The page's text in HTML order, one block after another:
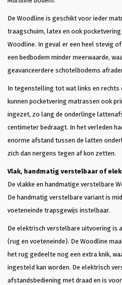
De Woodline is geschikt voor ieder
traagschuim, latex en ook
Woodline. In geval er een heel stevig
een bedbodem minder meerwaarde,
geavanceerdere schotelbodems
In tegenstelling tot wat links en rechts
kunnen pocketvering matrassen ook
ingezet, zo lang de onderlinge
centimeter bedraagt. In het verleden
enorme afstand tussen de latten
zich dan nergens tegen af kon zetten.
Vlak, handmatig verstelbaar of
De vlakke en handmatige verstelbare
De handmatig verstelbare variant is
voeteneinde trapsgewijs instelbaar.
De elektrisch verstelbare uitvoering is
(rug en voeteneinde). De Woodline
het rug gedeelte nog een extra knik,
ingesteld kan worden. De elektrisch
afstandsbediening met draad en is